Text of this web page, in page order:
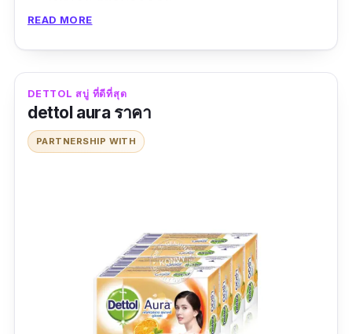
ฆ่าเชื้อโรคในอากาศ
ปกป้องจากโรค
READ MORE
DETTOL สบู่ ที่ดีที่สุด
dettol aura ราคา
PARTNERSHIP WITH